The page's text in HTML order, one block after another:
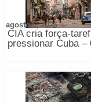
CIA cria força-
pressionar Cuba –
agosto 6, 2026